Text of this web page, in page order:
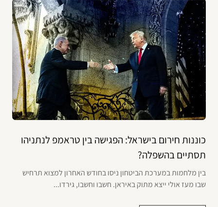
כוננות חירום בישראל: הפגישה בין טראמפ לנתניהו
תסתיים בהשפלה?
בין מלחמות במערכת הביטחון ניסו בחודש האחרון למצוא תרחיש
שבו מעז אולי ייצא מתוק באיראן. חשבו וחשבו, גירדו...